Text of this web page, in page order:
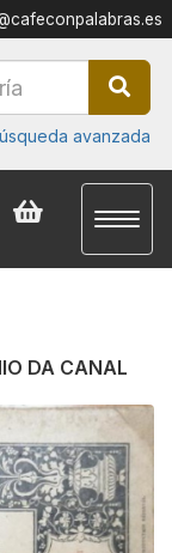
avanzada
DA CANAL